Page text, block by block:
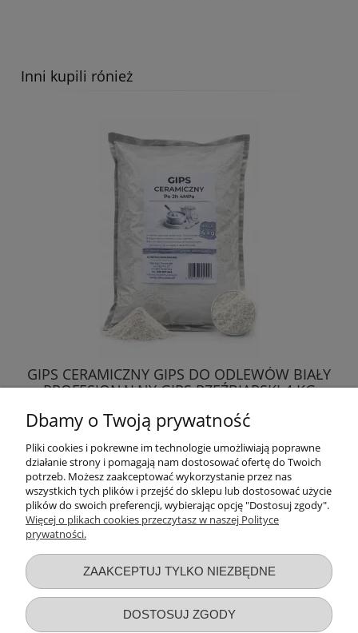
Inni kupili rónież
GIPS CERAMICZNY GIPS DO ODLEWÓW BIAŁY
PROFESJONALNY GIPS RZEŹBIARSKI 4 KG
28,99 zł
DO KOSZYKA
Dbamy o Twoją prywatność
Pliki cookies i pokrewne im technologie umożliwiają poprawne
działanie strony i pomagają nam dostosować ofertę do Twoich
potrzeb. Możesz zaakceptować wykorzystanie przez nas
wszystkich tych plików i przejść do sklepu lub dostosować użycie
plików do swoich preferencji, wybierając opcję "Dostosuj zgody".
Więcej o plikach cookies przeczytasz w naszej Polityce
prywatności.
ZAAKCEPTUJ TYLKO NIEZBĘDNE
DOSTOSUJ ZGODY